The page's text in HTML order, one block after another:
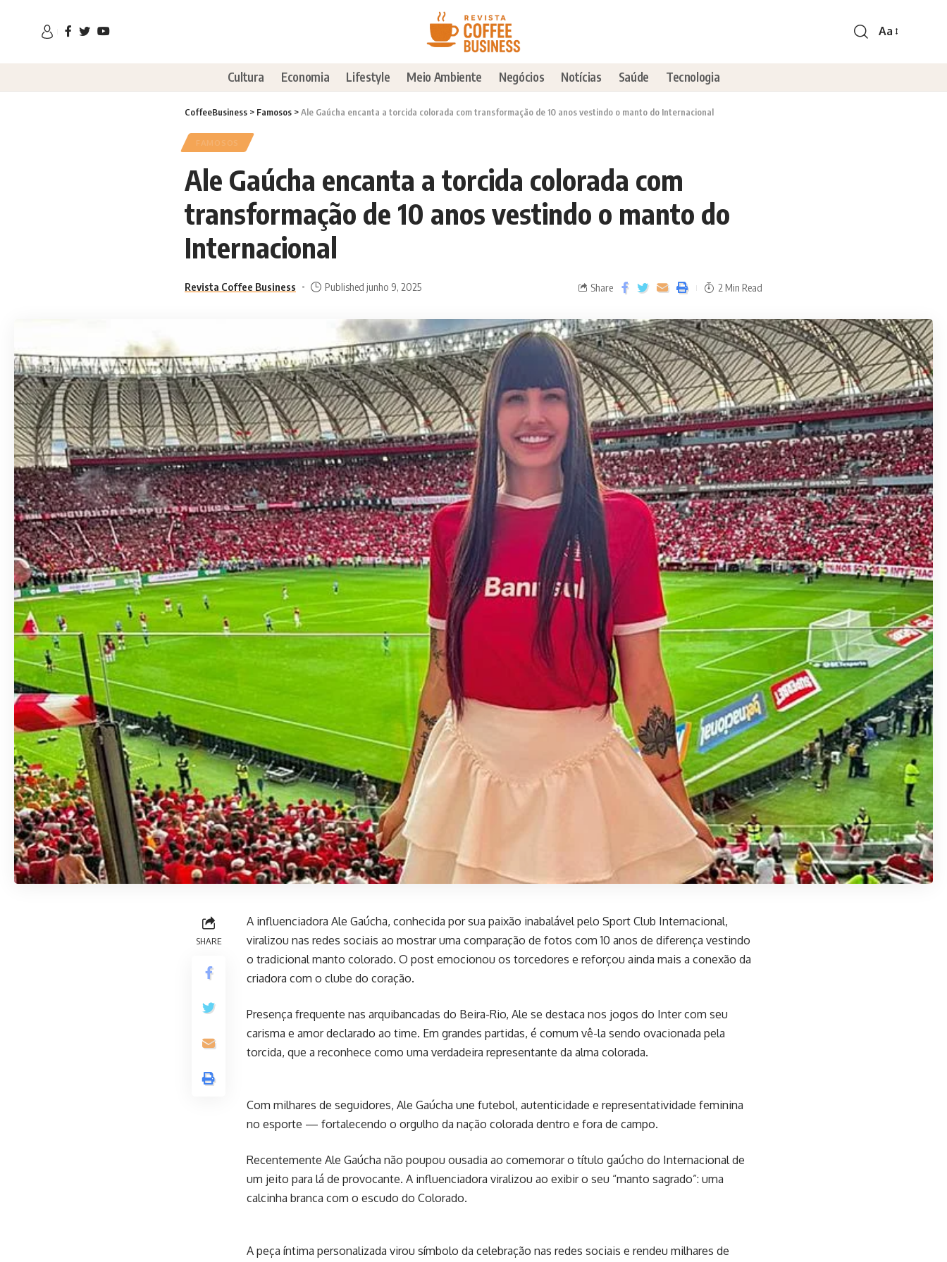
Aa
Cultura Economia Lifestyle Meio Ambiente Negócios Notícias Saúde Tecnologia
CoffeeBusiness > Famosos >Ale Gaúcha encanta a torcida colorada com transformação de 10 anos vestindo o manto do Internacional
FAMOSOS
Ale Gaúcha encanta a torcida colorada com
transformação de 10 anos vestindo o manto do
Internacional
Revista Coffee Business Published junho 9, 2025 Share 2 Min Read
SHARE
A influenciadora Ale Gaúcha, conhecida por sua paixão inabalável pelo Sport Club Internacional,
viralizou nas redes sociais ao mostrar uma comparação de fotos com 10 anos de diferença vestindo
o tradicional manto colorado. O post emocionou os torcedores e reforçou ainda mais a conexão da
criadora com o clube do coração.
Presença frequente nas arquibancadas do Beira-Rio, Ale se destaca nos jogos do Inter com seu
carisma e amor declarado ao time. Em grandes partidas, é comum vê-la sendo ovacionada pela
torcida, que a reconhece como uma verdadeira representante da alma colorada.
Com milhares de seguidores, Ale Gaúcha une futebol, autenticidade e representatividade feminina
no esporte — fortalecendo o orgulho da nação colorada dentro e fora de campo.
Recentemente Ale Gaúcha não poupou ousadia ao comemorar o título gaúcho do Internacional de
um jeito para lá de provocante. A influenciadora viralizou ao exibir o seu “manto sagrado”: uma
calcinha branca com o escudo do Colorado.
A peça íntima personalizada virou símbolo da celebração nas redes sociais e rendeu milhares de